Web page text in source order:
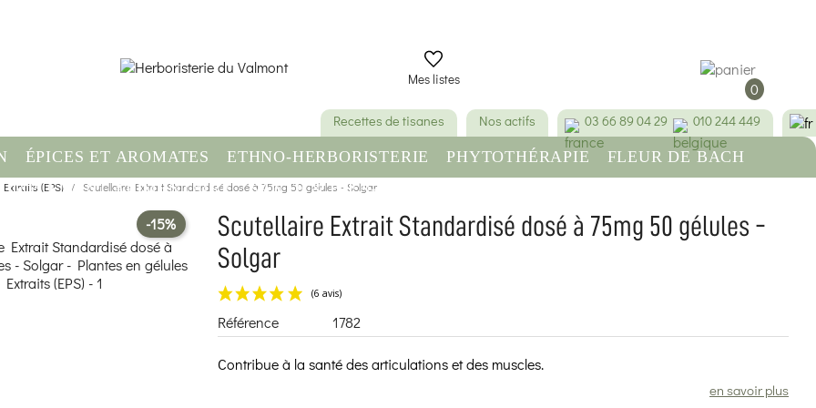
Mes listes 0
Recettes de tisanes Nos actifs 03 66 89 04 29 010 244 449
ÉPICES ET AROMATES ETHNO-HERBORISTERIE PHYTOTHÉRAPIE
FLEUR DE BACH
ALIMENTAIRE SANTÉ & BIEN-ÊTRE
(EPS) Scutellaire Extrait Standardisé dosé à 75mg 50 gélules - Solgar
-15%
Scutellaire Extrait Standardisé dosé à 75mg 50 gélules -
Solgar
Référence 1782
Contribue à la santé des articulations et des muscles.
en savoir plus